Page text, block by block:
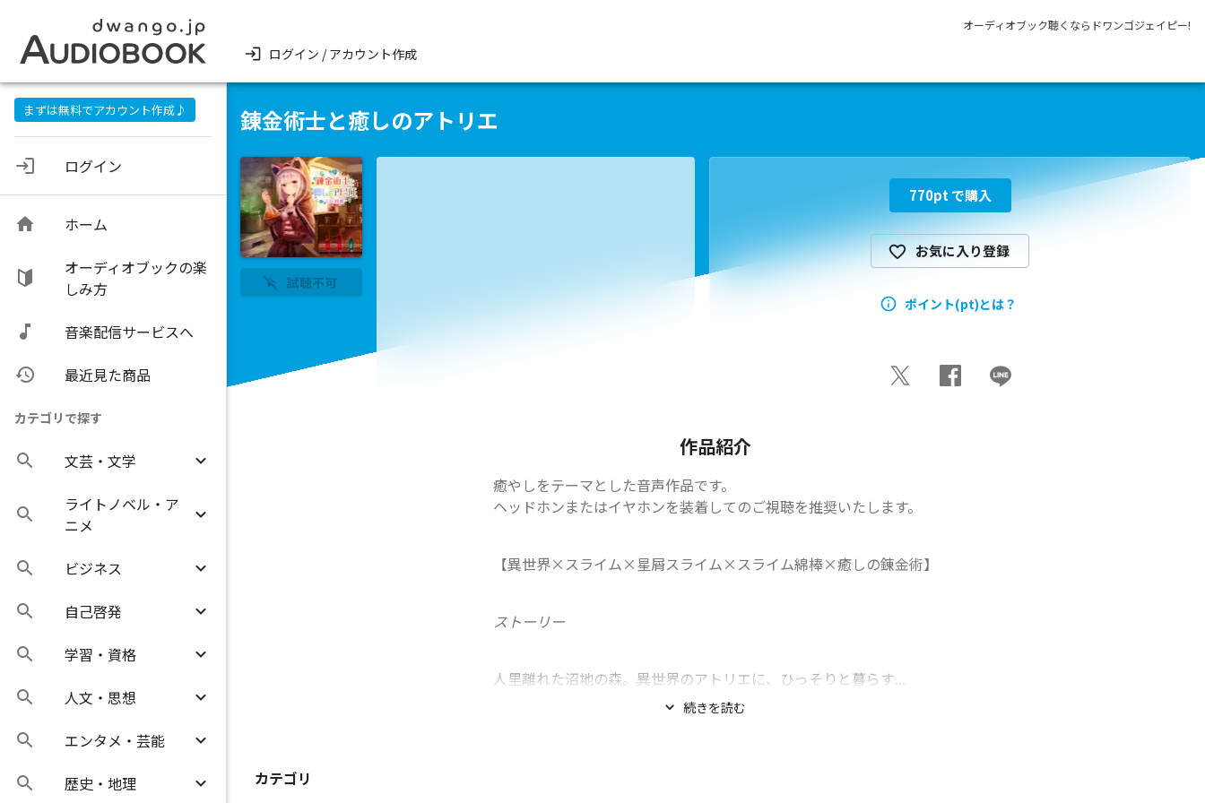
オーディオブック聴くならドワンゴジェイピー!
ログイン / アカウント作成
まずは無料でアカウント作成♪
ログイン
ホーム
オーディオブックの楽
しみ方
音楽配信サービスへ
最近見た商品
カテゴリで探す
文芸・文学
ライトノベル・ア
ニメ
ビジネス
自己啓発
学習・資格
人文・思想
エンタメ・芸能
歴史・地理
錬金術士と癒しのアトリエ
試聴不可
770pt で購入
お気に入り登録
ポイント(pt)とは？
作品紹介
癒やしをテーマとした音声作品です。
ヘッドホンまたはイヤホンを装着してのご視聴を推奨いたします。
【異世界×スライム×星屑スライム×スライム綿棒×癒しの錬金術】
ストーリー
人里離れた沼地の森。異世界のアトリエに、ひっそりと暮らす...
続きを読む
カテゴリ